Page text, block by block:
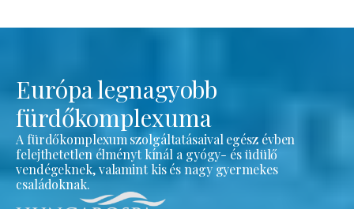
Európa legnagyobb
fürdőkomplexuma
A fürdőkomplexum szolgáltatásaival egész évben
felejthetetlen élményt kínál a gyógy- és üdülő
vendégeknek, valamint kis és nagy gyermekes
családoknak.